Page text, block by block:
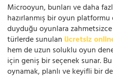
Microoyun, bunları ve daha
hazırlanmış bir oyun
duyduğu oyunlara zahmetsizce
türlerde sunulan ücretsiz
hem de uzun soluklu oyun
için geniş bir seçenek sunar.
oynamak, planlı ve keyifli bir